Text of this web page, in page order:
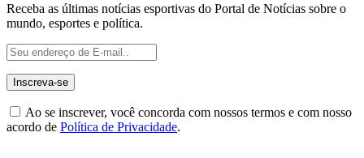
Receba as últimas notícias esportivas do Portal de Notícias sobre o
mundo, esportes e política.
Ao se inscrever, você concorda com nossos termos e com nosso
acordo de Política de Privacidade.